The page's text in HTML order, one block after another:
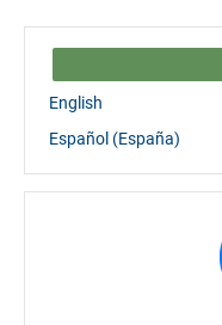
English
Español (España)